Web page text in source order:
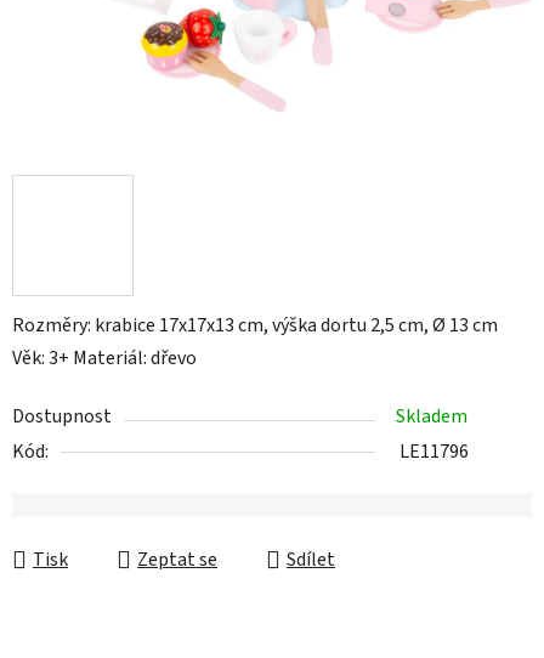
Rozměry: krabice 17x17x13 cm, výška dortu 2,5 cm, Ø 13 cm
Věk: 3+ Materiál: dřevo
Dostupnost
Skladem
Kód:
LE11796
Tisk Zeptat se Sdílet